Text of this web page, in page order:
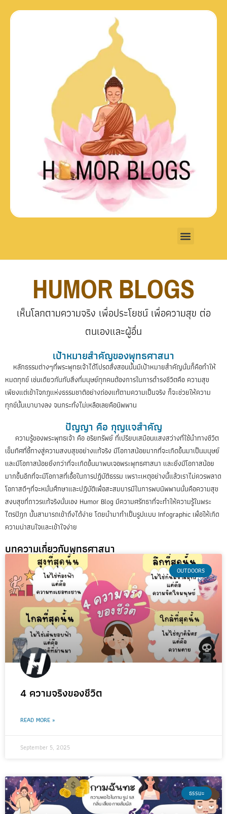
HUMOR BLOGS
เห็นโลกตามความจริง เพื่อประโยชน์ เพื่อความสุข ต่อ
ตนเองและผู้อื่น
เป้าหมายสำคัญของพุทธศาสนา
หลักธรรมต่างๆที่พระพุทธเจ้าได้โปรดสั่งสอนนั้นมีเป้าหมายสำคัญนั่นก็คือทำให้
หมดทุกข์ เช่นเดียวกันกับสิ่งที่มนุษย์ทุกคนต้องการในการดำรงชีวิตคือ ความสุข
เพียงแต่เข้าใจกฎแห่งธรรมชาติอย่างถ่องแท้ตามความเป็นจริง ก็จะช่วยให้ความ
ทุกข์นั้นเบาบางลง จนกระทั่งไม่เหลือเลยคือนิพพาน
ปัญญา คือ กุญแจสำคัญ
ความรู้ของพระพุทธเจ้า คือ อริยทรัพย์ ที่เปรียบเสมือนแสงสว่างที่ใช้นำทางชีวิต
เข็มทิศที่ชี้ทางสู่ความสงบสุขอย่างแท้จริง มีโอกาสน้อยมากที่จะเกิดขึ้นมาเป็นมนุษย์
และมีโอกาสน้อยยิ่งกว่าที่จะเกิดขึ้นมาพบเจอพระพุทธศาสนา และยิ่งมีโอกาสน้อย
มากขึ้นอีกที่จะมีโอกาสที่เอื้อในการปฏิบัติธรรม เพราะเหตุอย่างนี้แล้วเราไม่ควรพลาด
โอกาสดีๆที่จะหมั่นศึกษาและปฏิบัติเพื่อสะสมบารมีในการพบนิพพานนั่นคือความสุข
สงบสุขที่ถาวรแท้จริงนั่นเอง Humor Blog มีความศรัทธาที่จะทำให้ความรู้ในพระ
ไตรปิฎก นั้นสามารถเข้าถึงได้ง่าย โดยนำมาทำเป็นรูปแบบ Infographic เพื่อให้เกิด
ความน่าสนใจและเข้าใจง่าย
บทความเกี่ยวกับพุทธศาสนา
OUTDOORS
4 ความจริงของชีวิต
READ MORE »
September 5, 2025
ธรรมะ